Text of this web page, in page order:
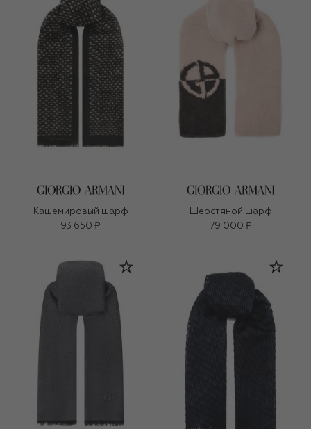
Кашемировый шарф
93 650 ₽
Шерстяной шарф
79 000 ₽